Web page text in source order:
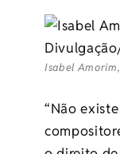
Isabel
“Não